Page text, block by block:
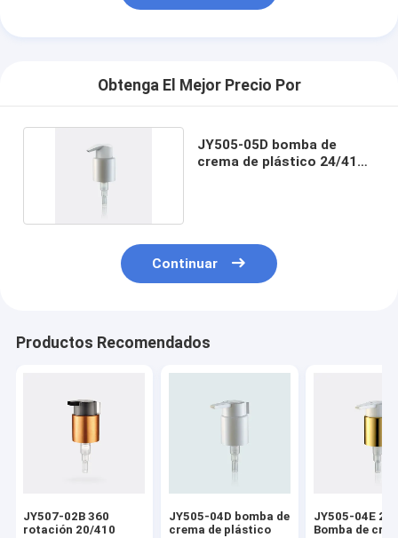
Obtenga El Mejor Precio Por
JY505-05D bomba de
crema de plástico 24/410
Continuar
Productos Recomendados
JY507-02B 360
rotación 20/410
JY505-04D bomba de
crema de plástico
JY505-04E
Bomba de